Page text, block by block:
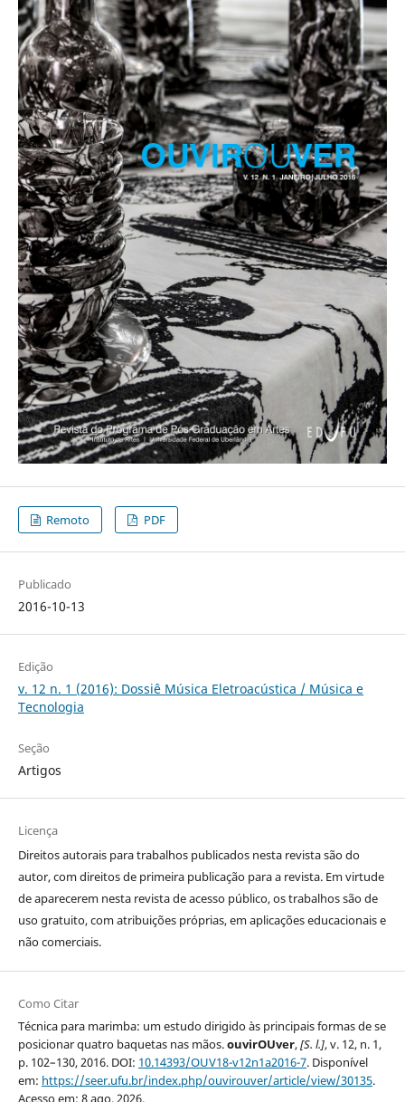
Remoto PDF
Publicado
2016-10-13
Edição
v. 12 n. 1 (2016): Dossiê Música Eletroacústica / Música e
Tecnologia
Seção
Artigos
Licença
Direitos autorais para trabalhos publicados nesta revista são do
autor, com direitos de primeira publicação para a revista. Em virtude
de aparecerem nesta revista de acesso público, os trabalhos são de
uso gratuito, com atribuições próprias, em aplicações educacionais e
não comerciais.
Como Citar
Técnica para marimba: um estudo dirigido às principais formas de se
posicionar quatro baquetas nas mãos.ouvirOUver,[S. l.], v. 12, n. 1,
p. 102–130, 2016. DOI: 10.14393/OUV18-v12n1a2016-7. Disponível
em: https://seer.ufu.br/index.php/ouvirouver/article/view/30135.
Acesso em: 8 ago. 2026.